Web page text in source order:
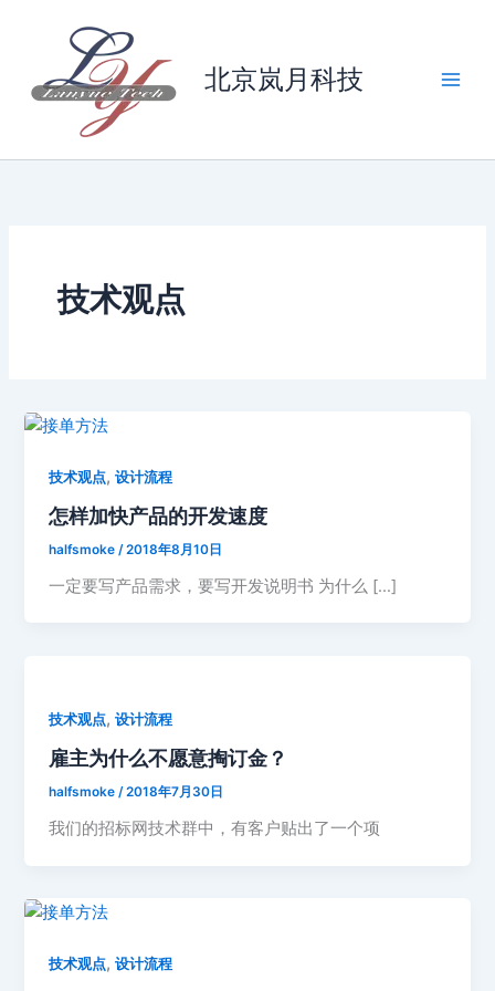
北京岚月科技
技术观点
技术观点,设计流程
怎样加快产品的开发速度
halfsmoke /2018年8月10日
一定要写产品需求，要写开发说明书 为什么 […]
技术观点,设计流程
雇主为什么不愿意掏订金？
halfsmoke/2018年7月30日
我们的招标网技术群中，有客户贴出了一个项
技术观点,设计流程